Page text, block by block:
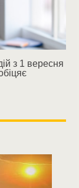
з 1 вересня